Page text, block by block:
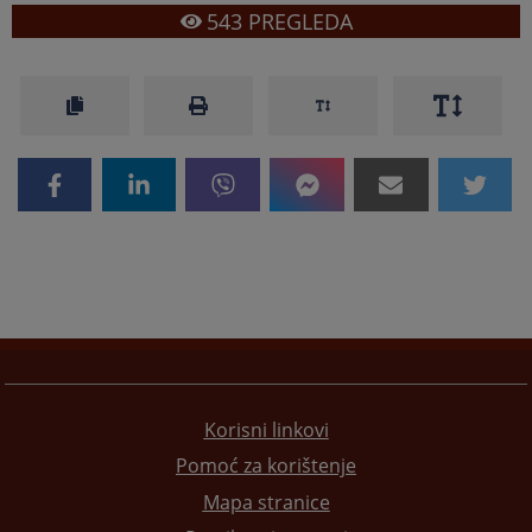
543PREGLEDA
Korisni linkovi
Pomoć za korištenje
Mapa stranice